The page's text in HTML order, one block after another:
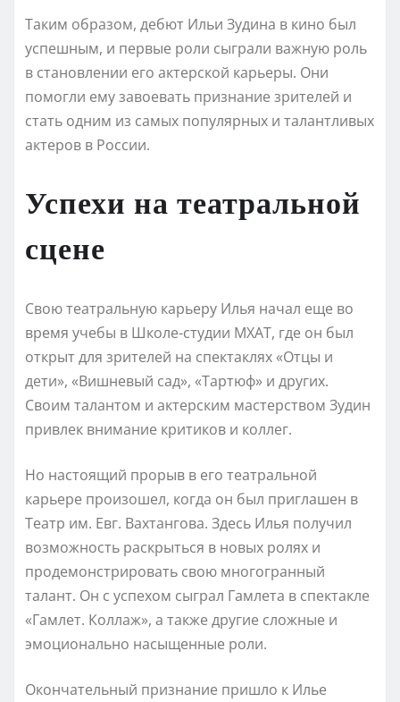
Таким образом, дебют Ильи Зудина в кино был
успешным, и первые роли сыграли важную роль
в становлении его актерской карьеры. Они
помогли ему завоевать признание зрителей и
стать одним из самых популярных и талантливых
актеров в России.
Успехи на театральной
сцене
Свою театральную карьеру Илья начал еще во
время учебы в Школе-студии МХАТ, где он был
открыт для зрителей на спектаклях «Отцы и
дети», «Вишневый сад», «Тартюф» и других.
Своим талантом и актерским мастерством Зудин
привлек внимание критиков и коллег.
Но настоящий прорыв в его театральной
карьере произошел, когда он был приглашен в
Театр им. Евг. Вахтангова. Здесь Илья получил
возможность раскрыться в новых ролях и
продемонстрировать свою многогранный
талант. Он с успехом сыграл Гамлета в спектакле
«Гамлет. Коллаж», а также другие сложные и
эмоционально насыщенные роли.
Окончательный признание пришло к Илье